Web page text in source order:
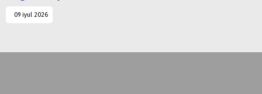
09 iyul 2026